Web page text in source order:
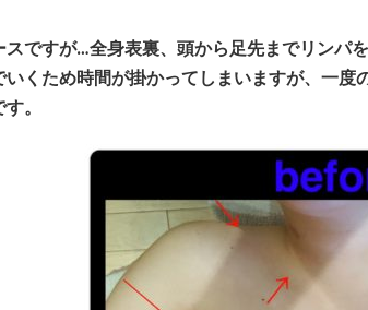
スですが…全身表裏、頭から足先までリンパ
いくため時間が掛かってしまいますが、一
。